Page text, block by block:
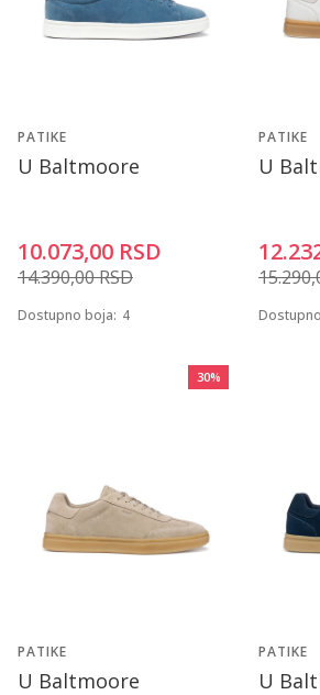
PATIKE
U Baltmoore
10.073,00 RSD
14.390,00RSD
Dostupno boja: 4
PATIKE
U
30%
PATIKE
U Baltmoore
PATIKE
U